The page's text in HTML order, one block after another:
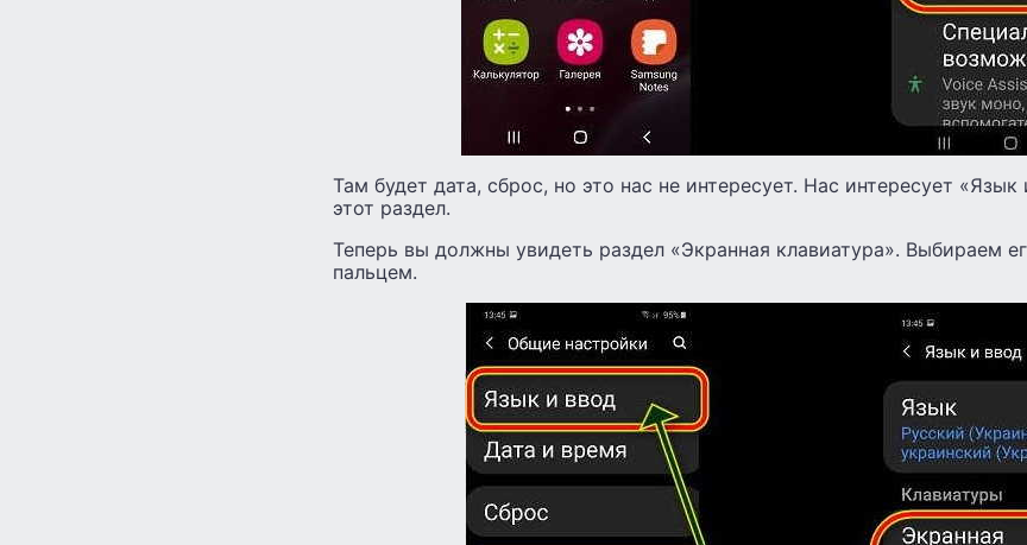
Там будет дата, сброс, но это нас не интересует. Нас интересует
этот раздел.
Теперь вы должны увидеть раздел «Экранная клавиатура». Выбираем
пальцем.